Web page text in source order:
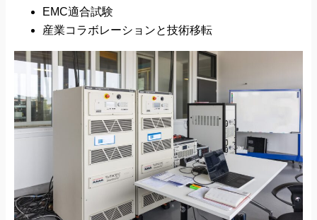
EMC適合試験
産業コラボレーションと技術移転